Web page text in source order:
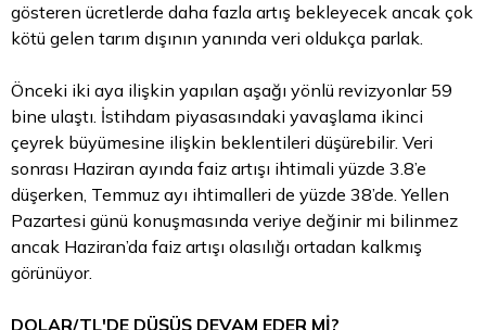
gösteren ücretlerde daha fazla artış bekleyecek ancak çok
kötü gelen tarım dışının yanında veri oldukça parlak.
Önceki iki aya ilişkin yapılan aşağı yönlü revizyonlar 59
bine ulaştı. İstihdam piyasasındaki yavaşlama ikinci
çeyrek büyümesine ilişkin beklentileri düşürebilir. Veri
sonrası Haziran ayında faiz artışı ihtimali yüzde 3.8’e
düşerken, Temmuz ayı ihtimalleri de yüzde 38’de. Yellen
Pazartesi günü konuşmasında veriye değinir mi bilinmez
ancak Haziran’da faiz artışı olasılığı ortadan kalkmış
görünüyor.
DOLAR/TL'DE DÜŞÜŞ DEVAM EDER Mİ?